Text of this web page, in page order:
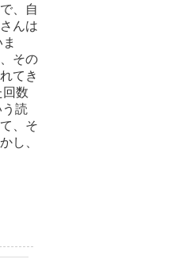
、自
んは
その
てき
数
読
、そ
し、